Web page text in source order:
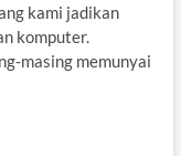
kami jadikan
komputer.
masing memunyai